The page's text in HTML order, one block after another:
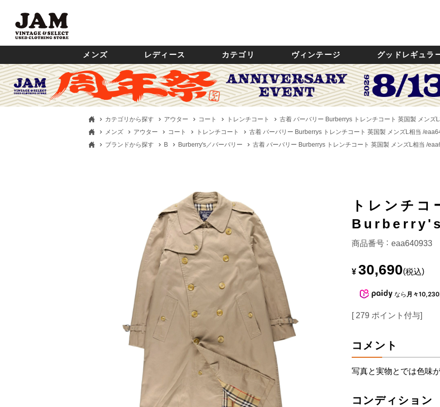
メンズ レディース カテゴリ ヴィンテージ グッドレギュラ
カテゴリから探す アウター コート トレンチコート
古着 バーバリー Burberrys トレンチコート 英国製 メンズ
メンズ
アウター コート トレンチコート
古着 バーバリー Burberrys トレンチコート 英国製 メンズL相当 /
ブランドから探す
B Burberry's／バーバリー 古着 バーバリー Burberrys トレンチコート 英国製 メンズL相当 /
トレンチコ
商品番号 eaa640933
¥ 30,690 税込
なら 月々
[ 279 ポイント付与]
コメント
写真と実物とでは色味
コンディション